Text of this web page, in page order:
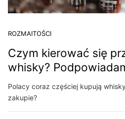
ROZMAITOŚCI
Czym kierować się
whisky?
Polacy coraz częściej kupują
zakupie?